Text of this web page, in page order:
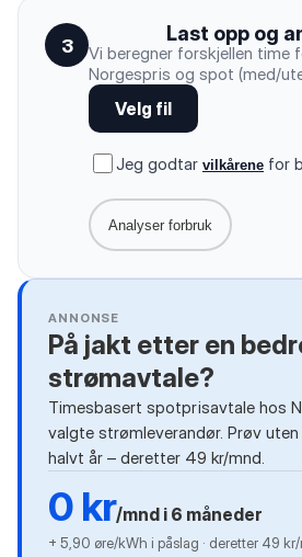
3 Last opp og
Vi beregner forskjellen time
Norgespris og spot (med/
Velg fil
Jeg godtar vilkårene for
Analyser forbruk
ANNONSE
På jakt etter en
strømavtale?
Timesbasert spotprisavtale hos
valgte strømleverandør. Prøv
halvt år – deretter 49 kr/mnd.
0 kr/mnd i 6 måneder
+ 5,90 øre/kWh i påslag · deretter 49